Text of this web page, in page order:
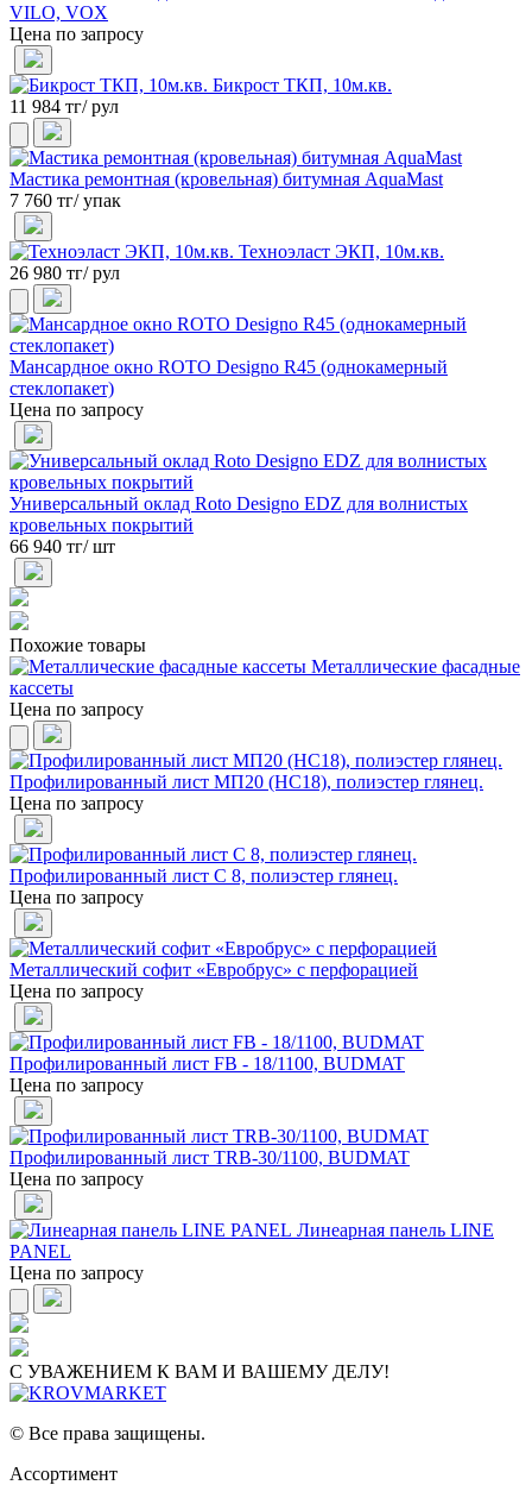
VILO, VOX
Цена по запросу
Бикрост ТКП, 10м.кв.
11 984 тг/ рул
Мастика ремонтная (кровельная) битумная AquaMast
7 760 тг/ упак
Техноэласт ЭКП, 10м.кв.
26 980 тг/ рул
Мансардное окно ROTO Designo R45 (однокамерный
стеклопакет)
Цена по запросу
Универсальный оклад Roto Designo EDZ для волнистых
кровельных покрытий
66 940 тг/ шт
Похожие товары
Металлические фасадные
кассеты
Цена по запросу
Профилированный лист МП20 (НС18), полиэстер глянец.
Цена по запросу
Профилированный лист С 8, полиэстер глянец.
Цена по запросу
Металлический софит «Евробрус» с перфорацией
Цена по запросу
Профилированный лист FB - 18/1100, BUDMAT
Цена по запросу
Профилированный лист TRB-30/1100, BUDMAT
Цена по запросу
Линеарная панель LINE
PANEL
Цена по запросу
С УВАЖЕНИЕМ К ВАМ И ВАШЕМУ ДЕЛУ!
© Все права защищены.
Ассортимент